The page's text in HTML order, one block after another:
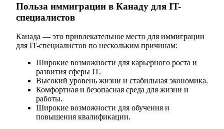
Польза иммиграции в Канаду для IT-
специалистов
Канада — это привлекательное место для иммиграции
для IT-специалистов по нескольким причинам:
Широкие возможности для карьерного роста и
развития сферы IT.
Высокий уровень жизни и стабильная экономика.
Комфортная и безопасная среда для жизни и
работы.
Широкие возможности для обучения и
повышения квалификации.